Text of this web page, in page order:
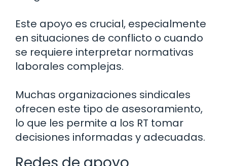
Este apoyo es crucial, especialmente
en situaciones de conflicto o cuando
se requiere interpretar normativas
laborales complejas.
Muchas organizaciones sindicales
ofrecen este tipo de asesoramiento,
lo que les permite a los RT tomar
decisiones informadas y adecuadas.